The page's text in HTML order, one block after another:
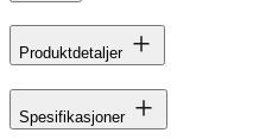
Produktdetaljer
Spesifikasjoner